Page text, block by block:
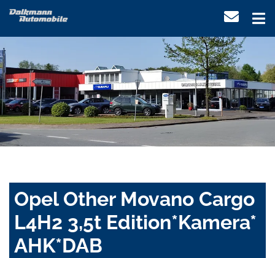
Opel Other Movano Cargo
L4H2 3,5t Edition*Kamera*
AHK*DAB